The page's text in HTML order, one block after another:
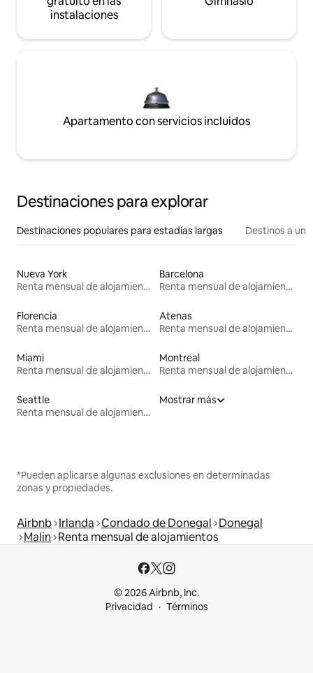
instalaciones
Apartamento con servicios incluidos
Destinaciones para explorar
Destinaciones populares para estadías largas Destinos a un
Nueva York
Renta mensual de alojamientos
Barcelona
Renta mensual de alojamientos
Florencia
Renta mensual de alojamientos
Atenas
Renta mensual de alojamientos
Miami
Renta mensual de alojamientos
Montreal
Renta mensual de alojamientos
Seattle
Renta mensual de alojamientos
Mostrar más
*Pueden aplicarse algunas exclusiones en determinadas
zonas y propiedades.
Airbnb Irlanda Condado de Donegal Donegal
Malin Renta mensual de alojamientos
© 2026 Airbnb, Inc.
Privacidad
Términos